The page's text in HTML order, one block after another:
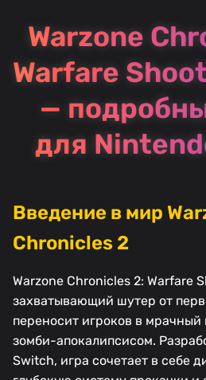
Warzone
Warfare
—
для
Введение в мир
Chronicles 2
Warzone Chronicles 2: Warfare
захватывающий шутер от
переносит игроков в
зомби-апокалипсисом.
Switch, игра сочетает в себе